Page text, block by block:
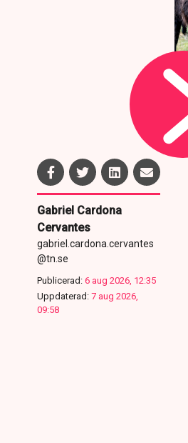
Gabriel Cardona
Cervantes
gabriel.cardona.cervantes
@tn.se
Publicerad: 6 aug 2026, 12:35
Uppdaterad: 7 aug 2026,
09:58